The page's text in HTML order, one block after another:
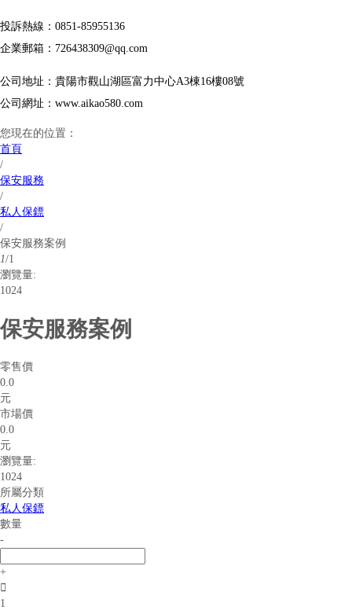
投訴熱線：0851-85955136
企業郵箱：726438309@qq.com
公司地址：貴陽市觀山湖區富力中心A3棟16樓08號
公司網址：www.aikao580.com
您現在的位置：
首頁
/
保安服務
/
私人保鏢
/
保安服務案例
1/1
瀏覽量:
1024
保安服務案例
零售價
0.0
元
市場價
0.0
元
瀏覽量:
1024
所屬分類
私人保鏢
數量
-
+

1